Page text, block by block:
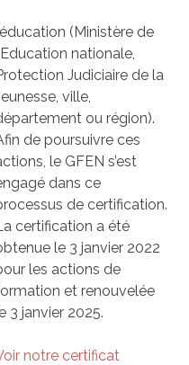
(Ministère de
nationale,
Judiciaire de la
ville,
ou région).
de poursuivre ces
le GFEN s’est
dans ce
de certification.
certification a été
le 3 janvier 2022
les actions de
et renouvelée
3 janvier 2025.
notre certificat